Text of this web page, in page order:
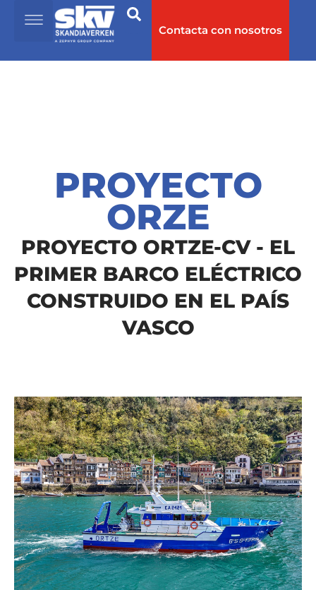
Contacta con nosotros
PROYECTO ORTZE
PROYECTO
ORZE
PROYECTO ORTZE-CV - EL
PRIMER BARCO ELÉCTRICO
CONSTRUIDO EN EL PAÍS
VASCO